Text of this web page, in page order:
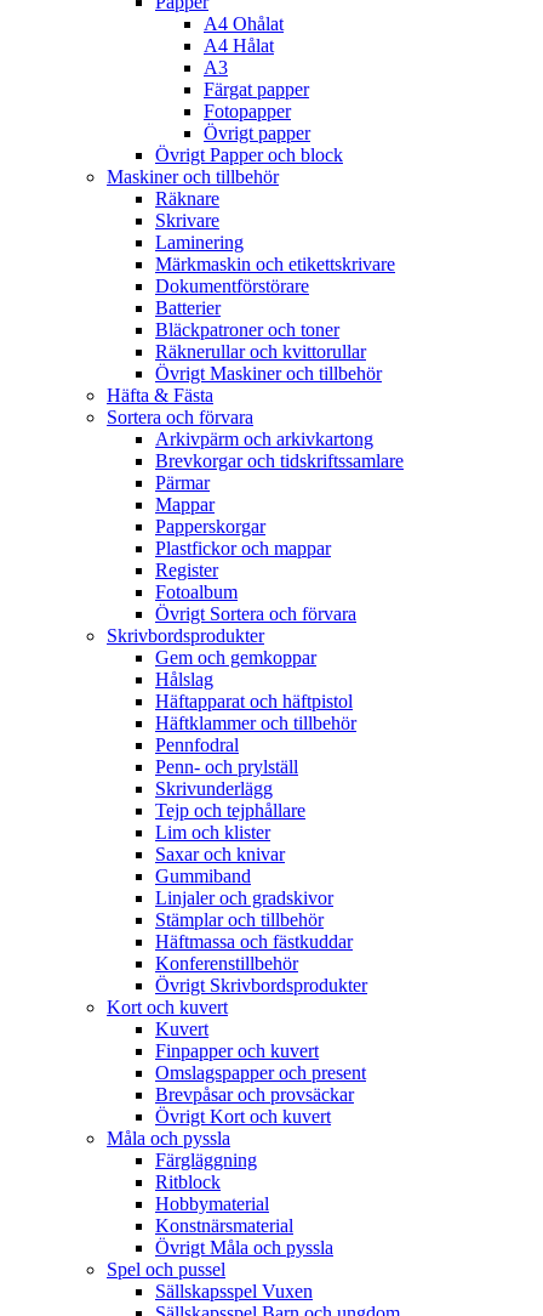
A4 Ohålat
A4 Hålat
A3
Färgat papper
Fotopapper
Övrigt papper
Övrigt Papper och block
Maskiner och tillbehör
Räknare
Skrivare
Laminering
Märkmaskin och etikettskrivare
Dokumentförstörare
Batterier
Bläckpatroner och toner
Räknerullar och kvittorullar
Övrigt Maskiner och tillbehör
Häfta & Fästa
Sortera och förvara
Arkivpärm och arkivkartong
Brevkorgar och tidskriftssamlare
Pärmar
Mappar
Papperskorgar
Plastfickor och mappar
Register
Fotoalbum
Övrigt Sortera och förvara
Skrivbordsprodukter
Gem och gemkoppar
Hålslag
Häftapparat och häftpistol
Häftklammer och tillbehör
Pennfodral
Penn- och prylställ
Skrivunderlägg
Tejp och tejphållare
Lim och klister
Saxar och knivar
Gummiband
Linjaler och gradskivor
Stämplar och tillbehör
Häftmassa och fästkuddar
Konferenstillbehör
Övrigt Skrivbordsprodukter
Kort och kuvert
Kuvert
Finpapper och kuvert
Omslagspapper och present
Brevpåsar och provsäckar
Övrigt Kort och kuvert
Måla och pyssla
Färgläggning
Ritblock
Hobbymaterial
Konstnärsmaterial
Övrigt Måla och pyssla
Spel och pussel
Sällskapsspel Vuxen